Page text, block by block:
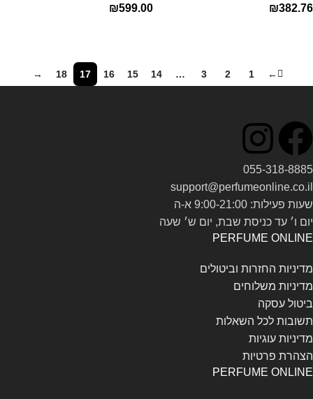
₪382.76
₪599.00
←
1
2
3
…
14
15
16
17
18
→
055-318-8885
support@perfumeonline.co.il
שעות פעילות: 9:00-21:00 א-ה
יום ו׳ עד כניסת שבת, יום ש׳ שעה
PERFUME ONLINE
מדיניות החזרות וביטולים
מדיניות משלוחים
ביטול עסקה
תשובות לכל השאלות
מדיניות עוגיות
הצהרת פרטיות
PERFUME ONLINE